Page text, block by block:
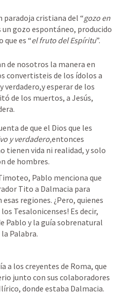
cristiana del “gozo en
un gozo espontáneo, producido
es “el fruto del Espíritu”.
de nosotros la manera en
convertisteis de los ídolos a
verdadero,y esperar de los
de los muertos, a Jesús,
de que el Dios que les
y verdadero,entonces
tienen vida ni realidad, y solo
de hombres.
Pablo menciona que
Tito a Dalmacia para
regiones. ¿Pero, quienes
Tesalonicenses! Es decir,
Pablo y la guía sobrenatural
Palabra.
a los creyentes de Roma, que
junto con sus colaboradores
donde estaba Dalmacia.